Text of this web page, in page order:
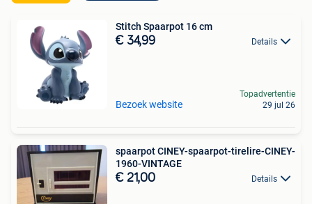
Stitch Spaarpot 16 cm
€ 34,99 Details
Bezoek website
Topadvertentie
29 jul 26
spaarpot CINEY-spaarpot-tirelire-CINEY-
1960-VINTAGE
€ 21,00 Details